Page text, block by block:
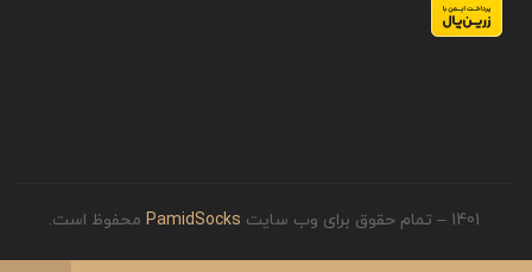
PamidSocks محفوظ است.